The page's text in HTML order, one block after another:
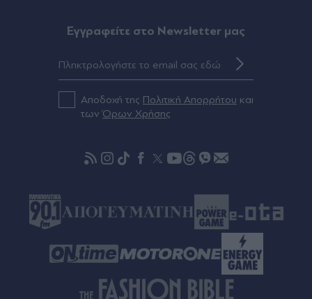
Eγγραφείτε στο Newsletter μας
Αποδοχή της Πολιτική Απορρήτου και
τωνΌρων Χρήσης